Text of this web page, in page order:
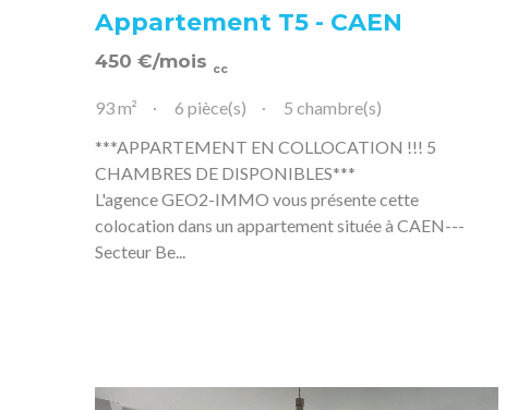
Appartement T5 - CAEN
450 €/mois cc
93 m² 6 pièce(s)
5 chambre(s)
***APPARTEMENT EN COLLOCATION !!! 5
CHAMBRES DE DISPONIBLES***
L'agence GEO2-IMMO vous présente cette
colocation dans un appartement située à CAEN---
Secteur Be...